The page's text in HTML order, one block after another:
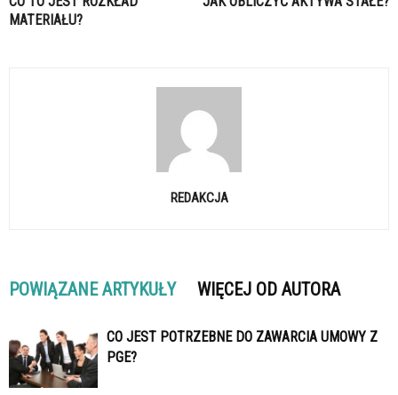
MATERIAŁU?
REDAKCJA
POWIĄZANE ARTYKUŁY WIĘCEJ OD AUTORA
CO JEST POTRZEBNE DO ZAWARCIA UMOWY Z
PGE?